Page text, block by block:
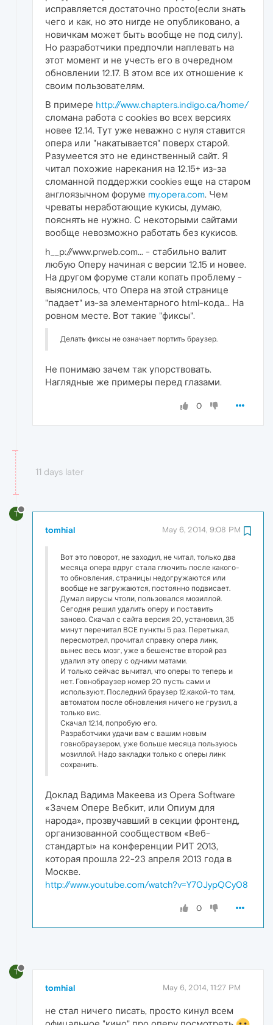
исправляется достаточно просто(если знать
чего и как, но это нигде не опубликовано, а
новичкам может быть вообще не под силу).
Но разработчики предпочли наплевать на
этот момент и не учесть его в очередном
обновлении 12.17. В этом все их отношение к
своим пользователям.
В примере http://www.chapters.indigo.ca/home/
сломана работа с cookies во всех версиях
новее 12.14. Тут уже неважно с нуля ставится
опера или "накатывается" поверх старой.
Разумеется это не единственный сайт. Я
читал похожие нарекания на 12.15+ из-за
сломанной поддержки cookies еще на старом
англоязычном форуме my.opera.com. Чем
чреваты неработающие кукисы, думаю,
пояснять не нужно. С некоторыми сайтами
вообще невозможно работать без кукисов.
h__p://www.prweb.com... - стабильно валит
любую Оперу начиная с версии 12.15 и новее.
На другом форуме стали копать проблему -
выяснилось, что Опера на этой странице
"падает" из-за элементарного html-кода... На
ровном месте. Вот такие "фиксы".
Делать фиксы не означает портить браузер.
Не понимаю зачем так упорствовать.
Наглядные же примеры перед глазами.
0
11 days later
T
tomhial May 6, 2014, 9:08 PM
Вот это поворот, не заходил, не читал, только два
месяца опера вдруг стала глючить после какого-
то обновления, страницы недогружаются или
вообще не загружаются, постоянно подвисает.
Думал вирусы чтоли, пользовался мозиллой.
Сегодня решил удалить оперу и поставить
заново. Скачал с сайта версия 20, установил, 35
минут перечитал ВСЕ пункты 5 раз. Перетыкал,
пересмотрел, прочитал справку опера линк,
вынес весь мозг, уже в бешенстве второй раз
удалил эту оперу с одними матами.
И только сейчас вычитал, что оперы то теперь и
нет. Говнобраузер номер 20 пусть сами и
используют. Последний браузер 12.какой-то там,
автоматом после обновления ничего не грузил, а
только вис.
Скачал 12.14, попробую его.
Разработчики удачи вам с вашим новым
говнобраузером, уже больше месяца пользуюсь
мозиллой. Надо закладки только с оперы линк
сохранить.
Доклад Вадима Макеева из Opera Software
«Зачем Опере Вебкит, или Опиум для
народа», прозвучавший в секции фронтенд,
организованной сообществом «Веб-
стандарты» на конференции РИТ 2013,
которая прошла 22-23 апреля 2013 года в
Москве.
http://www.youtube.com/watch?v=Y70JypQCy08
0
T
tomhial May 6, 2014, 11:27 PM
не стал ничего писать, просто кинул всем